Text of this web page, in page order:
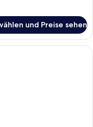
und Preise sehen
Bettwäsche aus